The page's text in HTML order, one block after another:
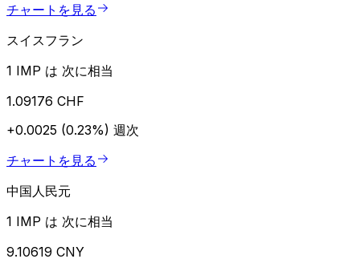
チャートを見る
スイスフラン
1 IMP は 次に相当
1.09176 CHF
+0.0025 (0.23%) 週次
チャートを見る
中国人民元
1 IMP は 次に相当
9.10619 CNY